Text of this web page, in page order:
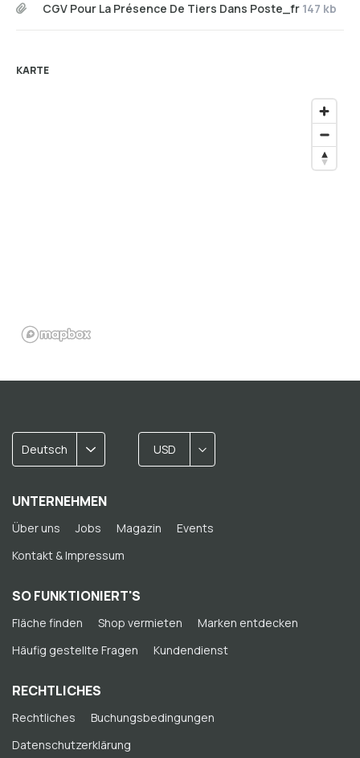
CGV Pour La Présence De Tiers Dans Poste_fr 147 kb
KARTE
Deutsch USD
UNTERNEHMEN
Über uns Jobs Magazin
Events
Kontakt & Impressum
SO FUNKTIONIERT'S
Fläche finden Shop vermieten
Marken entdecken
Häufig gestellte Fragen
Kundendienst
RECHTLICHES
Rechtliches
Buchungsbedingungen
Datenschutzerklärung